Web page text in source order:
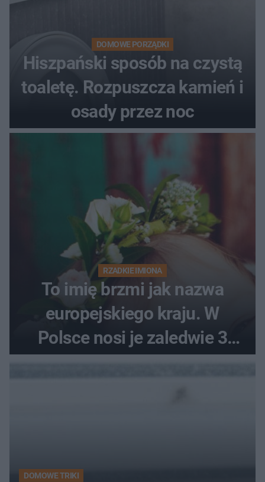
DOMOWE PORZĄDKI
Hiszpański sposób na czystą
toaletę. Rozpuszcza kamień i
osady przez noc
RZADKIE IMIONA
To imię brzmi jak nazwa
europejskiego kraju. W
Polsce nosi je zaledwie 3
kobiety
DOMOWE TRIKI